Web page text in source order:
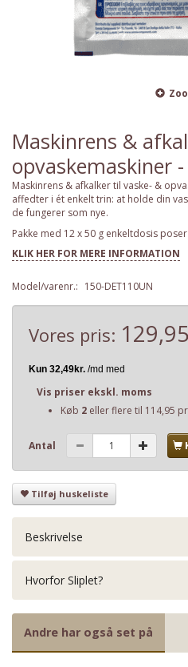
Maskinrens &
opvaskemaskiner
Maskinrens & afkalker til vaske- &
affedter i ét enkelt trin: at holde din
de fungerer som nye.
Pakke med 12 x 50 g enkeltdosis poser.
KLIK HER FOR MERE INFORMATION
Model/varenr.: 150-DET110UN
Vores pris: 129,95
Vis priser ekskl. moms
Køb 2 eller flere til 114,95
Antal
Tilføj huskeliste
Beskrivelse
Hvorfor Sliplet?
Andre har også set på